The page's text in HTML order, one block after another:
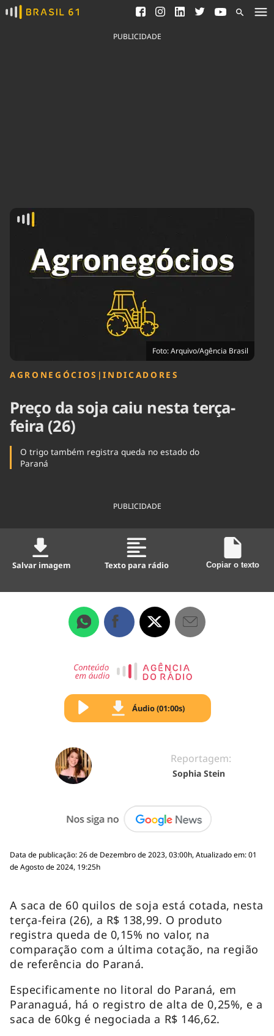
Ver todas as notícias
Saneamento
Indicadores
Agronegócios
Brasil Mineral
Ciência &
Tecnologia
Economia
Educação
Infraestrutura
Internacional
Política
Saúde
Tempo
PUBLICIDADE
Foto: Arquivo/Agência Brasil
AGRONEGÓCIOS |INDICADORES
Preço da soja caiu nesta terça-
feira (26)
O trigo também registra queda no estado do
Paraná
PUBLICIDADE
Salvar imagem Texto para rádio Copiar o texto
Áudio (01:00s)
Reportagem:
Sophia Stein
Data de publicação: 26 de Dezembro de 2023, 03:00h, Atualizado em: 01
de Agosto de 2024, 19:25h
A saca de 60 quilos de soja está cotada, nesta
terça-feira (26), a R$ 138,99. O produto
registra queda de 0,15% no valor, na
comparação com a última cotação, na região
de referência do Paraná.
Especificamente no litoral do Paraná, em
Paranaguá, há o registro de alta de 0,25%, e a
saca de 60kg é negociada a R$ 146,62.